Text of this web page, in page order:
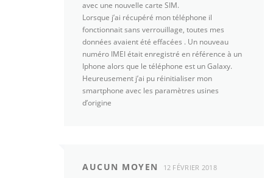
avec une nouvelle carte SIM.
Lorsque j’ai récupéré mon téléphone il
fonctionnait sans verrouillage, toutes mes
données avaient été effacées . Un nouveau
numéro IMEI était enregistré en référence à un
Iphone alors que le téléphone est un Galaxy.
Heureusement j’ai pu réinitialiser mon
smartphone avec les paramètres usines
d’origine
AUCUN MOYEN 12 FÉVRIER 2018